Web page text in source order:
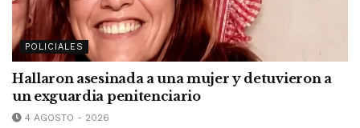
POLICIALES
Hallaron asesinada a una mujer y detuvieron a
un exguardia penitenciario
4 AGOSTO - 2026